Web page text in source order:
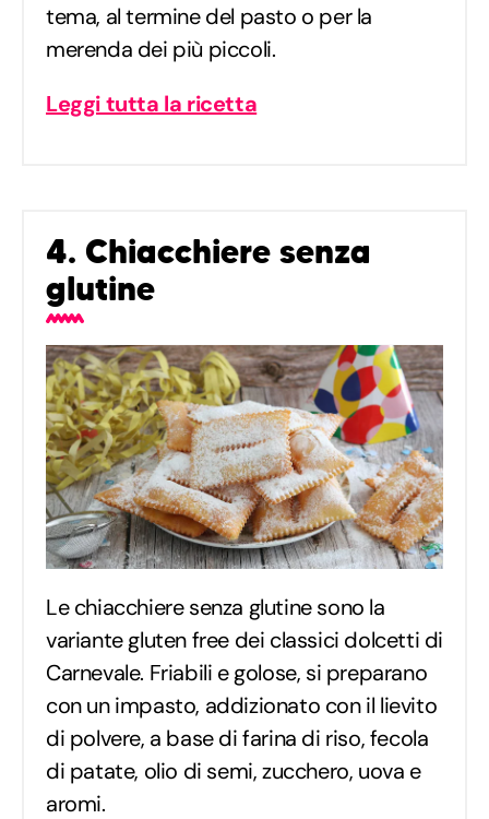
tema, al termine del pasto o per la
merenda dei più piccoli.
Leggi tutta la ricetta
4. Chiacchiere senza
glutine
Le chiacchiere senza glutine sono la
variante gluten free dei classici dolcetti di
Carnevale. Friabili e golose, si preparano
con un impasto, addizionato con il lievito
di polvere, a base di farina di riso, fecola
di patate, olio di semi, zucchero, uova e
aromi.